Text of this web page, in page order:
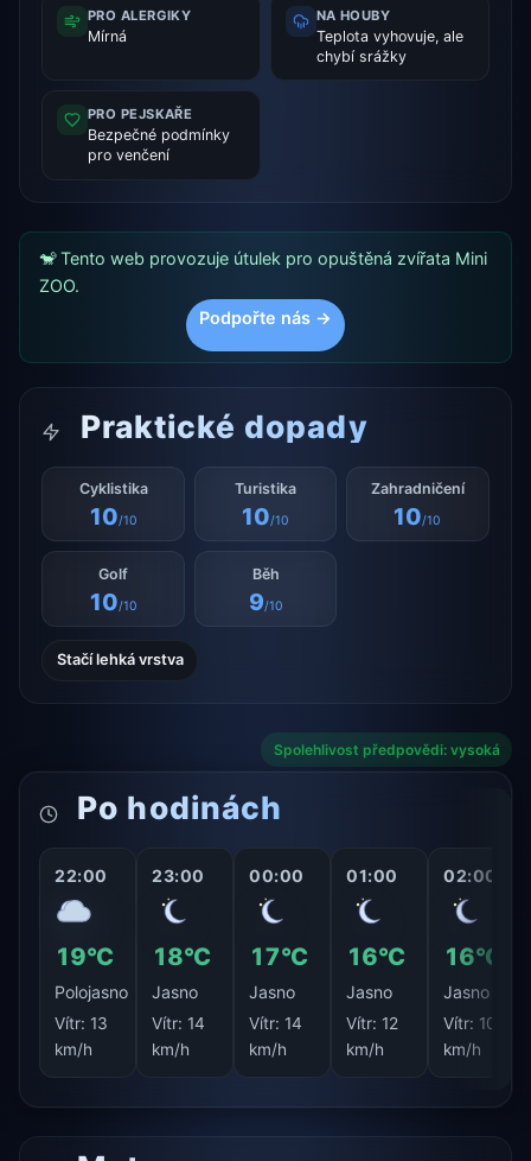
PRO ALERGIKY
Mírná
NA HOUBY
Teplota vyhovuje, ale
chybí srážky
PRO PEJSKAŘE
Bezpečné podmínky
pro venčení
🐒 Tento web provozuje útulek pro opuštěná zvířata Mini
ZOO.
Podpořte nás →
Praktické dopady
Cyklistika
10/10
Turistika
10/10
Zahradničení
10/10
Golf
10/10
Běh
9/10
Stačí lehká vrstva
Spolehlivost předpovědi: vysoká
Po hodinách
22:00
19°C
Polojasno
Vítr: 13
km/h
23:00
18°C
Jasno
Vítr: 14
km/h
00:00
17°C
Jasno
Vítr: 14
km/h
01:00
16°C
Jasno
Vítr: 12
km/h
02:00
16°C
Jasno
Vítr: 10
km/h